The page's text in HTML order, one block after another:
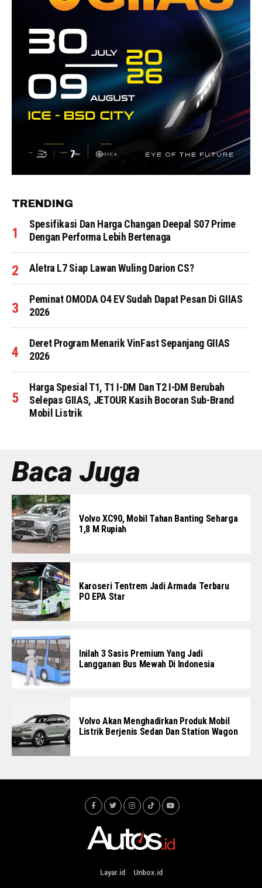
TRENDING
Spesifikasi Dan Harga Changan Deepal S07 Prime
Dengan Performa Lebih Bertenaga
Aletra L7 Siap Lawan Wuling Darion CS?
Peminat OMODA O4 EV Sudah Dapat Pesan Di GIIAS
2026
Deret Program Menarik VinFast Sepanjang GIIAS
2026
Harga Spesial T1, T1 I-DM Dan T2 I-DM Berubah
Selepas GIIAS, JETOUR Kasih Bocoran Sub-Brand
Mobil Listrik
Baca Juga
Volvo XC90, Mobil Tahan Banting Seharga
1,8 M Rupiah
Karoseri Tentrem Jadi Armada Terbaru
PO EPA Star
Inilah 3 Sasis Premium Yang Jadi
Langganan Bus Mewah Di Indonesia
Volvo Akan Menghadirkan Produk Mobil
Listrik Berjenis Sedan Dan Station Wagon
Layar.id Unbox.id